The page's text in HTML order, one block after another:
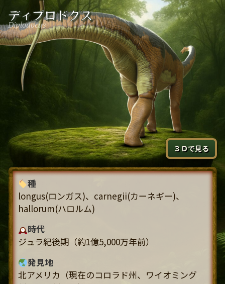
テ
ン
ディプロドクス
Diplodocus
３Ｄで見る
種
longus(ロンガス)、carnegii(カーネギー)、
hallorum(ハロルム)
時代
ジュラ紀後期（約1億5,000万年前）
発見地
北アメリカ（現在のコロラド州、ワイオミング